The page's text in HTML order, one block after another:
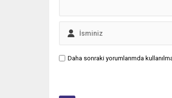
Daha sonraki yorumlarımda